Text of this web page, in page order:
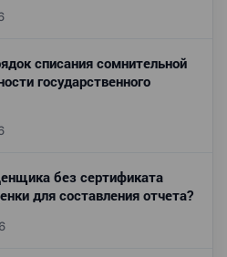
списания сомнительной
государственного
без сертификата
для составления отчета?